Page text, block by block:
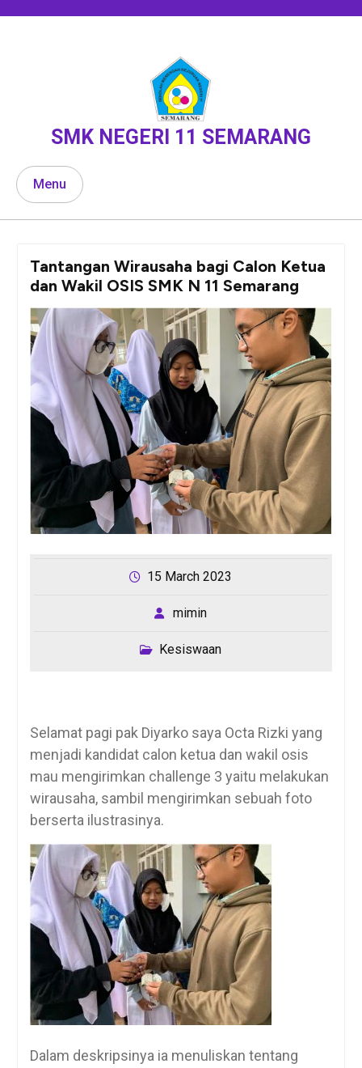
SMK NEGERI 11 SEMARANG
Menu
Tantangan Wirausaha bagi Calon Ketua
dan Wakil OSIS SMK N 11 Semarang
15 March 2023
mimin
Kesiswaan
Selamat pagi pak Diyarko saya Octa Rizki yang
menjadi kandidat calon ketua dan wakil osis
mau mengirimkan challenge 3 yaitu melakukan
wirausaha, sambil mengirimkan sebuah foto
berserta ilustrasinya.
Dalam deskripsinya ia menuliskan tentang